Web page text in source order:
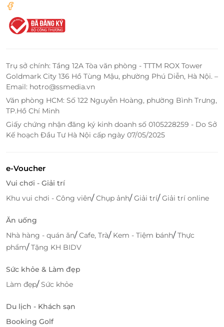
Trụ sở chính: Tầng 12A Tòa văn phòng - TTTM ROX Tower
Goldmark City 136 Hồ Tùng Mậu, phường Phú Diễn, Hà Nội. –
Email: hotro@ssmedia.vn
Văn phòng HCM: Số 122 Nguyễn Hoàng, phường Bình Trưng,
TP.Hồ Chí Minh
Giấy chứng nhận đăng ký kinh doanh số 0105228259 - Do Sở
Kế hoạch Đầu Tư Hà Nội cấp ngày 07/05/2025
e-Voucher
Vui chơi - Giải trí
Khu vui chơi - Công viên/Chụp ảnh/Giải trí/Giải trí online
Ăn uống
Nhà hàng - quán ăn/Cafe, Trà/ Kem - Tiệm bánh/Thực
phẩm/Tặng KH BIDV
Sức khỏe & Làm đẹp
Làm đẹp/Sức khỏe
Du lịch - Khách sạn
Booking Golf